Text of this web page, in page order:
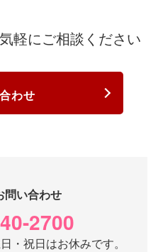
軽にご相談ください
わせ
問い合わせ
2700
・祝日はお休みです。